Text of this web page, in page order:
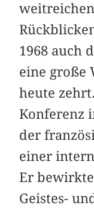
1968 auch
eine große
heute
Konferenz
der
einer
Er
Geistes-